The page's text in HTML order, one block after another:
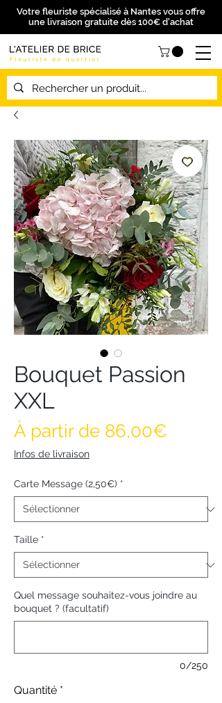
Votre fleuriste spécialisé à Nantes vous offre
une livraison gratuite dès 100€ d'achat
Bouquet Passion
XXL
À partir de 86,00€
Infos de livraison
Carte Message (2,50€) *
Taille *
Quel message souhaitez-vous joindre au
bouquet ? (facultatif)
0/250
Quantité *